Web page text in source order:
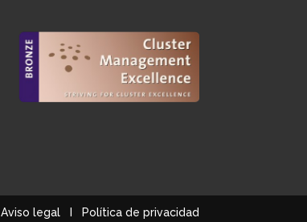
Aviso legalI Política de privacidad